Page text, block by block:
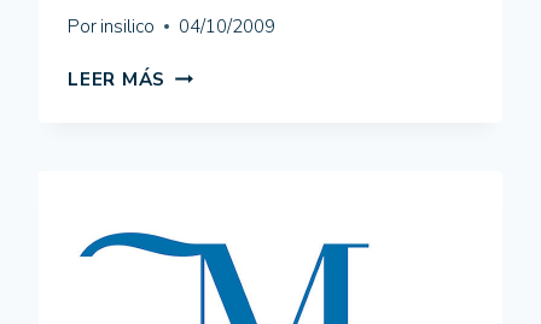
Por insilico 04/10/2009
LEER MÁS AYUNTAMIENTO